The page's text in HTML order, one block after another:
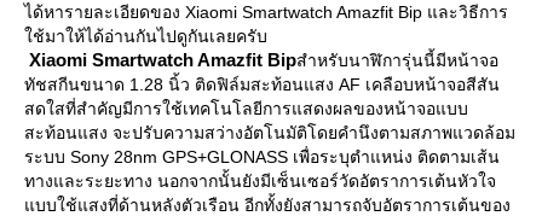
ได้หารายละเอียดของ Xiaomi Smartwatch Amazfit Bip และวิธีการ
ช้มาให้ได้อ่านกันไปดูกันเลยครับ
Xiaomi Smartwatch Amazfit Bipสำหรับนาฬิการุ่นนี้มีหน้าจอ
ทัชสกีนขนาด 1.28 นิ้ว ติดฟิล์มสะท้อนแสง AF เคลือบหน้าจอสีสัน
สดใสที่สำคัญมีการใช้เทคโนโลยีการแสดงผลของหน้าจอแบบ
สะท้อนแสง จะปรับความสว่างอัตโนมัติโดยคำนึงตามสภาพแวดล้อม
ระบบ Sony 28nm GPS+GLONASS เพื่อระบุตำแหน่ง ติดตามเส้น
ทางและระยะทาง นอกจากนั้นยังมีเซ็นเซอร์วัดอัตราการเต้นหัวใจ
บบใช้แสงที่ด้านหลังตัวเรือน อีกทั้งยังสามารถจับอัตราการเต้นของ